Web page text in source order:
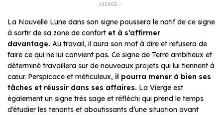
VIERGE –
La Nouvelle Lune dans son signe poussera le natif de ce signe
à sortir de sa zone de confort et à s’affirmer
davantage. Au travail, il aura son mot à dire et refusera de
faire ce qui ne lui convient pas. Ce signe de Terre ambitieux et
déterminé travaillera sur de nouveaux projets qui lui tiennent à
cœur. Perspicace et méticuleux, il pourra mener à bien ses
tâches et réussir dans ses affaires. La Vierge est
également un signe très sage et réfléchi qui prend le temps
d’étudier les tenants et aboutissants d’une situation avant